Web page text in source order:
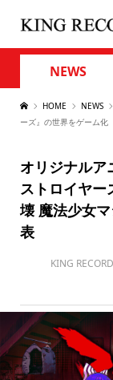
NEWS
HOME NEWS
ーズ』の世界をゲーム化
オリジナルア
ストロイヤー
壊 魔法少女
表
KING